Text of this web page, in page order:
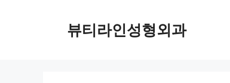
뷰티라인성형외과